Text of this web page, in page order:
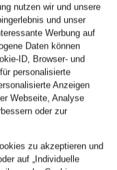
TAISS
+Aktionsrabatt
SALEWA
Midlayer-
CAMMINO
59,99 €
nutzen wir und unsere
und unser
Werbung auf
Daten können
ID, Browser- und
personalisierte
Anzeigen
Webseite, Analyse
oder zur
zu akzeptieren und
auf „Individuelle